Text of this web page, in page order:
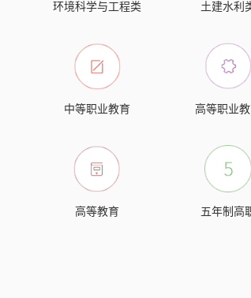
环境科学与工程类 土建水利
中等职业教育 高等职业
高等教育 五年制高